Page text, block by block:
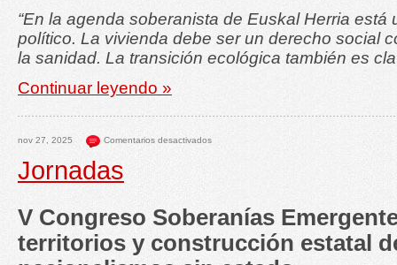
“En la agenda soberanista de Euskal Herria está
político. La vivienda debe ser un derecho social
la sanidad. La transición ecológica también es
Continuar leyendo »
nov 27, 2025 Comentarios desactivados
Jornadas
V Congreso Soberanías
territorios y construcción estatal